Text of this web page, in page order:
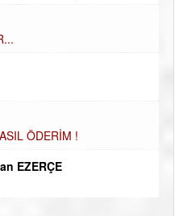
ÖDERİM !
EZERÇE